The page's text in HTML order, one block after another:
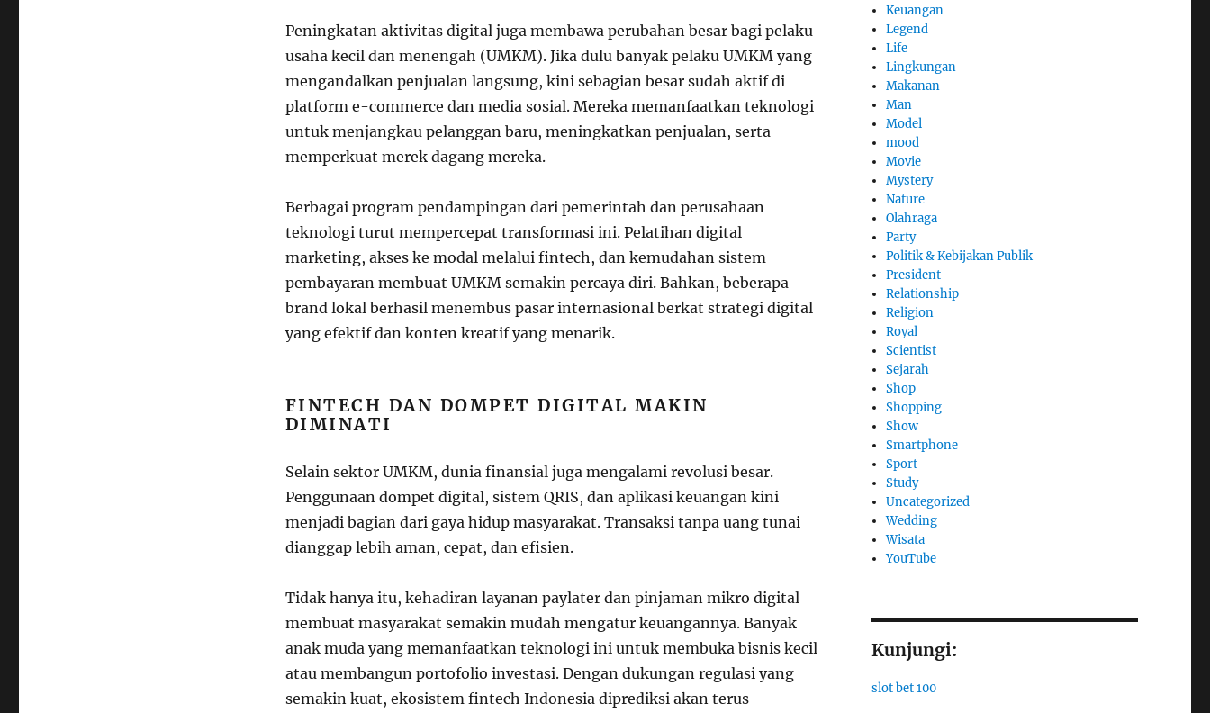
Peningkatan aktivitas digital juga membawa perubahan besar bagi pelaku
usaha kecil dan menengah (UMKM). Jika dulu banyak pelaku UMKM yang
mengandalkan penjualan langsung, kini sebagian besar sudah aktif di
platform e-commerce dan media sosial. Mereka memanfaatkan teknologi
untuk menjangkau pelanggan baru, meningkatkan penjualan, serta
memperkuat merek dagang mereka.
Berbagai program pendampingan dari pemerintah dan perusahaan
teknologi turut mempercepat transformasi ini. Pelatihan digital
marketing, akses ke modal melalui fintech, dan kemudahan sistem
pembayaran membuat UMKM semakin percaya diri. Bahkan, beberapa
brand lokal berhasil menembus pasar internasional berkat strategi digital
yang efektif dan konten kreatif yang menarik.
FINTECH DAN DOMPET DIGITAL MAKIN
DIMINATI
Selain sektor UMKM, dunia finansial juga mengalami revolusi besar.
Penggunaan dompet digital, sistem QRIS, dan aplikasi keuangan kini
menjadi bagian dari gaya hidup masyarakat. Transaksi tanpa uang tunai
dianggap lebih aman, cepat, dan efisien.
Tidak hanya itu, kehadiran layanan paylater dan pinjaman mikro digital
membuat masyarakat semakin mudah mengatur keuangannya. Banyak
anak muda yang memanfaatkan teknologi ini untuk membuka bisnis kecil
atau membangun portofolio investasi. Dengan dukungan regulasi yang
semakin kuat, ekosistem fintech Indonesia diprediksi akan terus
Keuangan
Legend
Life
Lingkungan
Makanan
Man
Model
mood
Movie
Mystery
Nature
Olahraga
Party
Politik & Kebijakan Publik
President
Relationship
Religion
Royal
Scientist
Sejarah
Shop
Shopping
Show
Smartphone
Sport
Study
Uncategorized
Wedding
Wisata
YouTube
Kunjungi:
slot bet 100